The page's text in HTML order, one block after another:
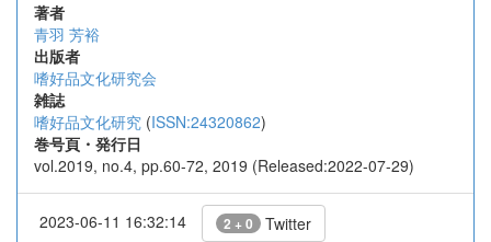
著者
青羽 芳裕
出版者
嗜好品文化研究会
雑誌
嗜好品文化研究 (ISSN:24320862)
巻号頁・発行日
vol.2019, no.4, pp.60-72, 2019 (Released:2022-07-29)
2023-06-11 16:32:14 2 + 0 Twitter